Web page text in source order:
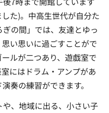
た)。中高生世代が自分た
の間」では、友達とゆっ
い思いに過ごすことがで
ルが二つあり、遊戯室で
にはドラム・アンプがあ
奏の練習ができます。
、地域に出る、小さい子